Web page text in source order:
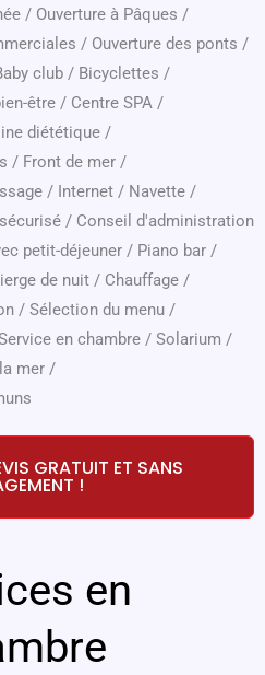
/ Ouverture à Pâques /
/ Ouverture des ponts /
club / Bicyclettes /
être / Centre SPA /
diététique /
/ Front de mer /
/ Internet / Navette /
/ Conseil d'administration
petit-déjeuner / Piano bar /
de nuit / Chauffage /
/ Sélection du menu /
en chambre / Solarium /
mer /
GRATUIT ET SANS
!
en